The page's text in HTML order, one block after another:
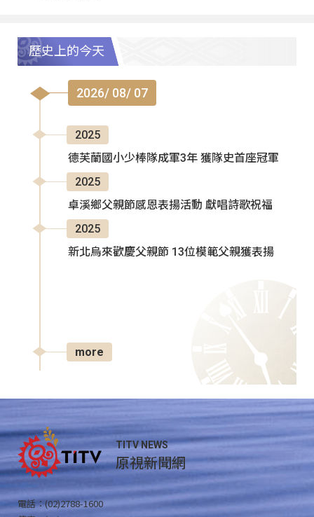
歷史上的今天
2026/ 08/ 07
2025
德芙蘭國小少棒隊成軍3年 獲隊史首座冠軍
2025
卓溪鄉父親節感恩表揚活動 獻唱詩歌祝福
2025
新北烏來歡慶父親節 13位模範父親獲表揚
more
TITV NEWS
原視新聞網
電話：(02)2788-1600